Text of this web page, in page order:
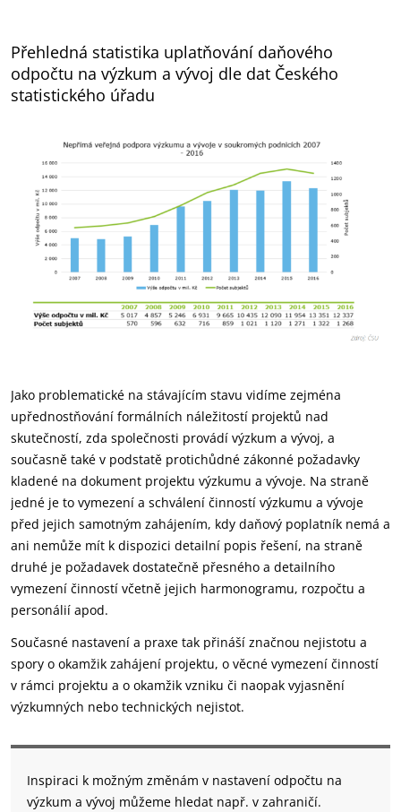
Přehledná statistika uplatňování daňového
odpočtu na výzkum a vývoj dle dat Českého
statistického úřadu
Jako problematické na stávajícím stavu vidíme zejména
upřednostňování formálních náležitostí projektů nad
skutečností, zda společnosti provádí výzkum a vývoj, a
současně také v podstatě protichůdné zákonné požadavky
kladené na dokument projektu výzkumu a vývoje. Na straně
jedné je to vymezení a schválení činností výzkumu a vývoje
před jejich samotným zahájením, kdy daňový poplatník nemá a
ani nemůže mít k dispozici detailní popis řešení, na straně
druhé je požadavek dostatečně přesného a detailního
vymezení činností včetně jejich harmonogramu, rozpočtu a
personálií apod.
Současné nastavení a praxe tak přináší značnou nejistotu a
spory o okamžik zahájení projektu, o věcné vymezení činností
v rámci projektu a o okamžik vzniku či naopak vyjasnění
výzkumných nebo technických nejistot.
Inspiraci k možným změnám v nastavení odpočtu na
výzkum a vývoj můžeme hledat např. v zahraničí.